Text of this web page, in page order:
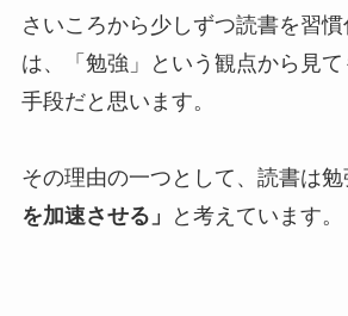
さいころから少しずつ読書を習
は、「勉強」という観点から見
手段だと思います。
その理由の一つとして、読書は勉
を加速させる」
と考えています。